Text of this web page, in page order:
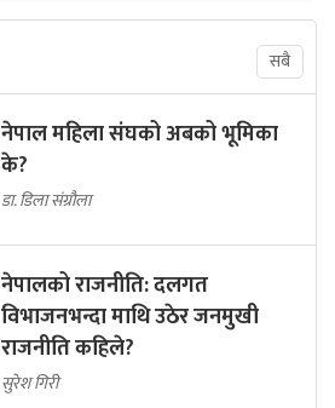
सबै
नेपाल महिला संघको अबको भूमिका
के?
डा. डिला संग्रौला
नेपालको राजनीति: दलगत
विभाजनभन्दा माथि उठेर जनमुखी
राजनीति कहिले?
सुरेश गिरी